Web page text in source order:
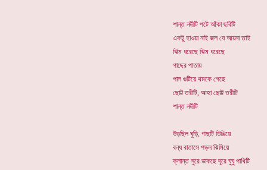
শান্ত নদীটি পটে আঁকা ছবিটি
একটু হাওয়া নাই জল যে আয়না তাই
ঝিম ধরেছে ঝিম ধরেছে
গাছের পাতায়
পাল গুটিয়ে থমকে গেছে
ছোট্ট তরীটি, আহা ছোট্ট তরীটি
শান্ত নদীটি
উড়ছিল ঘুড়ি, গাছটি ডিঙিয়ে
বন্ধ বাতাসে পড়ল ঝিমিয়ে
ক্লান্ত সুরে ডাকছে দূরে ঘুঘু পাখিটি